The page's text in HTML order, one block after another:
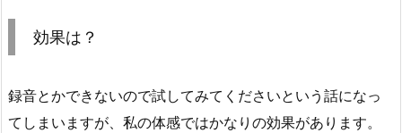
効果は？
録音とかできないので試してみてくださいという話になっ
てしまいますが、私の体感ではかなりの効果があります。